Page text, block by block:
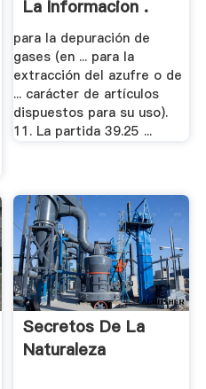
La Informacion .
para la depuración de
gases (en ... para la
extracción del azufre o de
... carácter de artículos
dispuestos para su uso).
11. La partida 39.25 ...
Secretos De La
Naturaleza